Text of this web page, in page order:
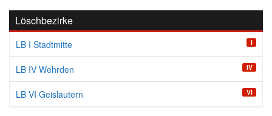
Löschbezirke
LB I Stadtmitte I
LB IV Wehrden IV
LB VI Geislautern VI